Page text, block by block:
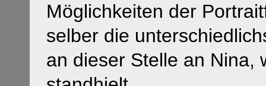
Möglichkeiten der
selber die
an dieser Stelle an Nina,